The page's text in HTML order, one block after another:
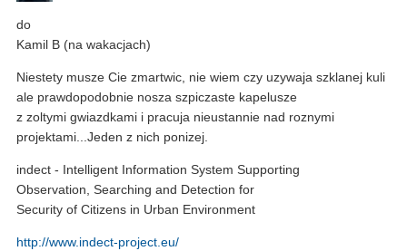
do
Kamil B (na wakacjach)
Niestety musze Cie zmartwic, nie wiem czy uzywaja szklanej kuli
ale prawdopodobnie nosza szpiczaste kapelusze
z zoltymi gwiazdkami i pracuja nieustannie nad roznymi
projektami...Jeden z nich ponizej.
indect - Intelligent Information System Supporting
Observation, Searching and Detection for
Security of Citizens in Urban Environment
http://www.indect-project.eu/